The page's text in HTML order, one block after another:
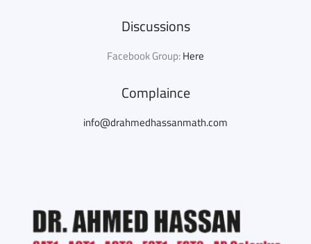
Discussions
Facebook Group:Here
Complaince
info@drahmedhassanmath.com